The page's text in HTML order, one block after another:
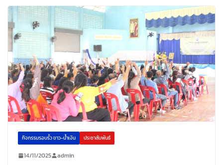
กิจกรรมรอบรั้ว ขาว-น้ำเงิน ประชาสัมพันธ์
14/11/2025 admin